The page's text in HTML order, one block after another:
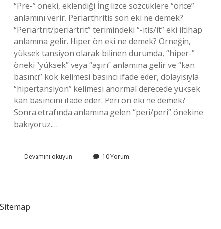
“Pre-” öneki, eklendiği İngilizce sözcüklere “önce”
anlamını verir. Periarthritis son eki ne demek?
“Periartrit/periartrit” terimindeki “-itis/it” eki iltihap
anlamına gelir. Hiper ön eki ne demek? Örneğin,
yüksek tansiyon olarak bilinen durumda, “hiper-”
öneki “yüksek” veya “aşırı” anlamına gelir ve “kan
basıncı” kök kelimesi basıncı ifade eder, dolayısıyla
“hipertansiyon” kelimesi anormal derecede yüksek
kan basıncını ifade eder. Peri ön eki ne demek?
Sonra etrafında anlamına gelen “peri/peri” önekine
bakıyoruz.…
Devamını okuyun
Ön
10 Yorum
Sitemap